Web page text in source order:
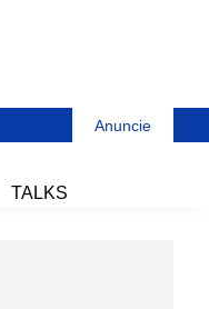
Anuncie
TALKS